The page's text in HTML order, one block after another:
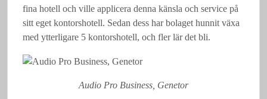
fina hotell och ville applicera denna känsla och service på
sitt eget kontorshotell. Sedan dess har bolaget hunnit växa
med ytterligare 5 kontorshotell, och fler lär det bli.
Audio Pro Business, Genetor